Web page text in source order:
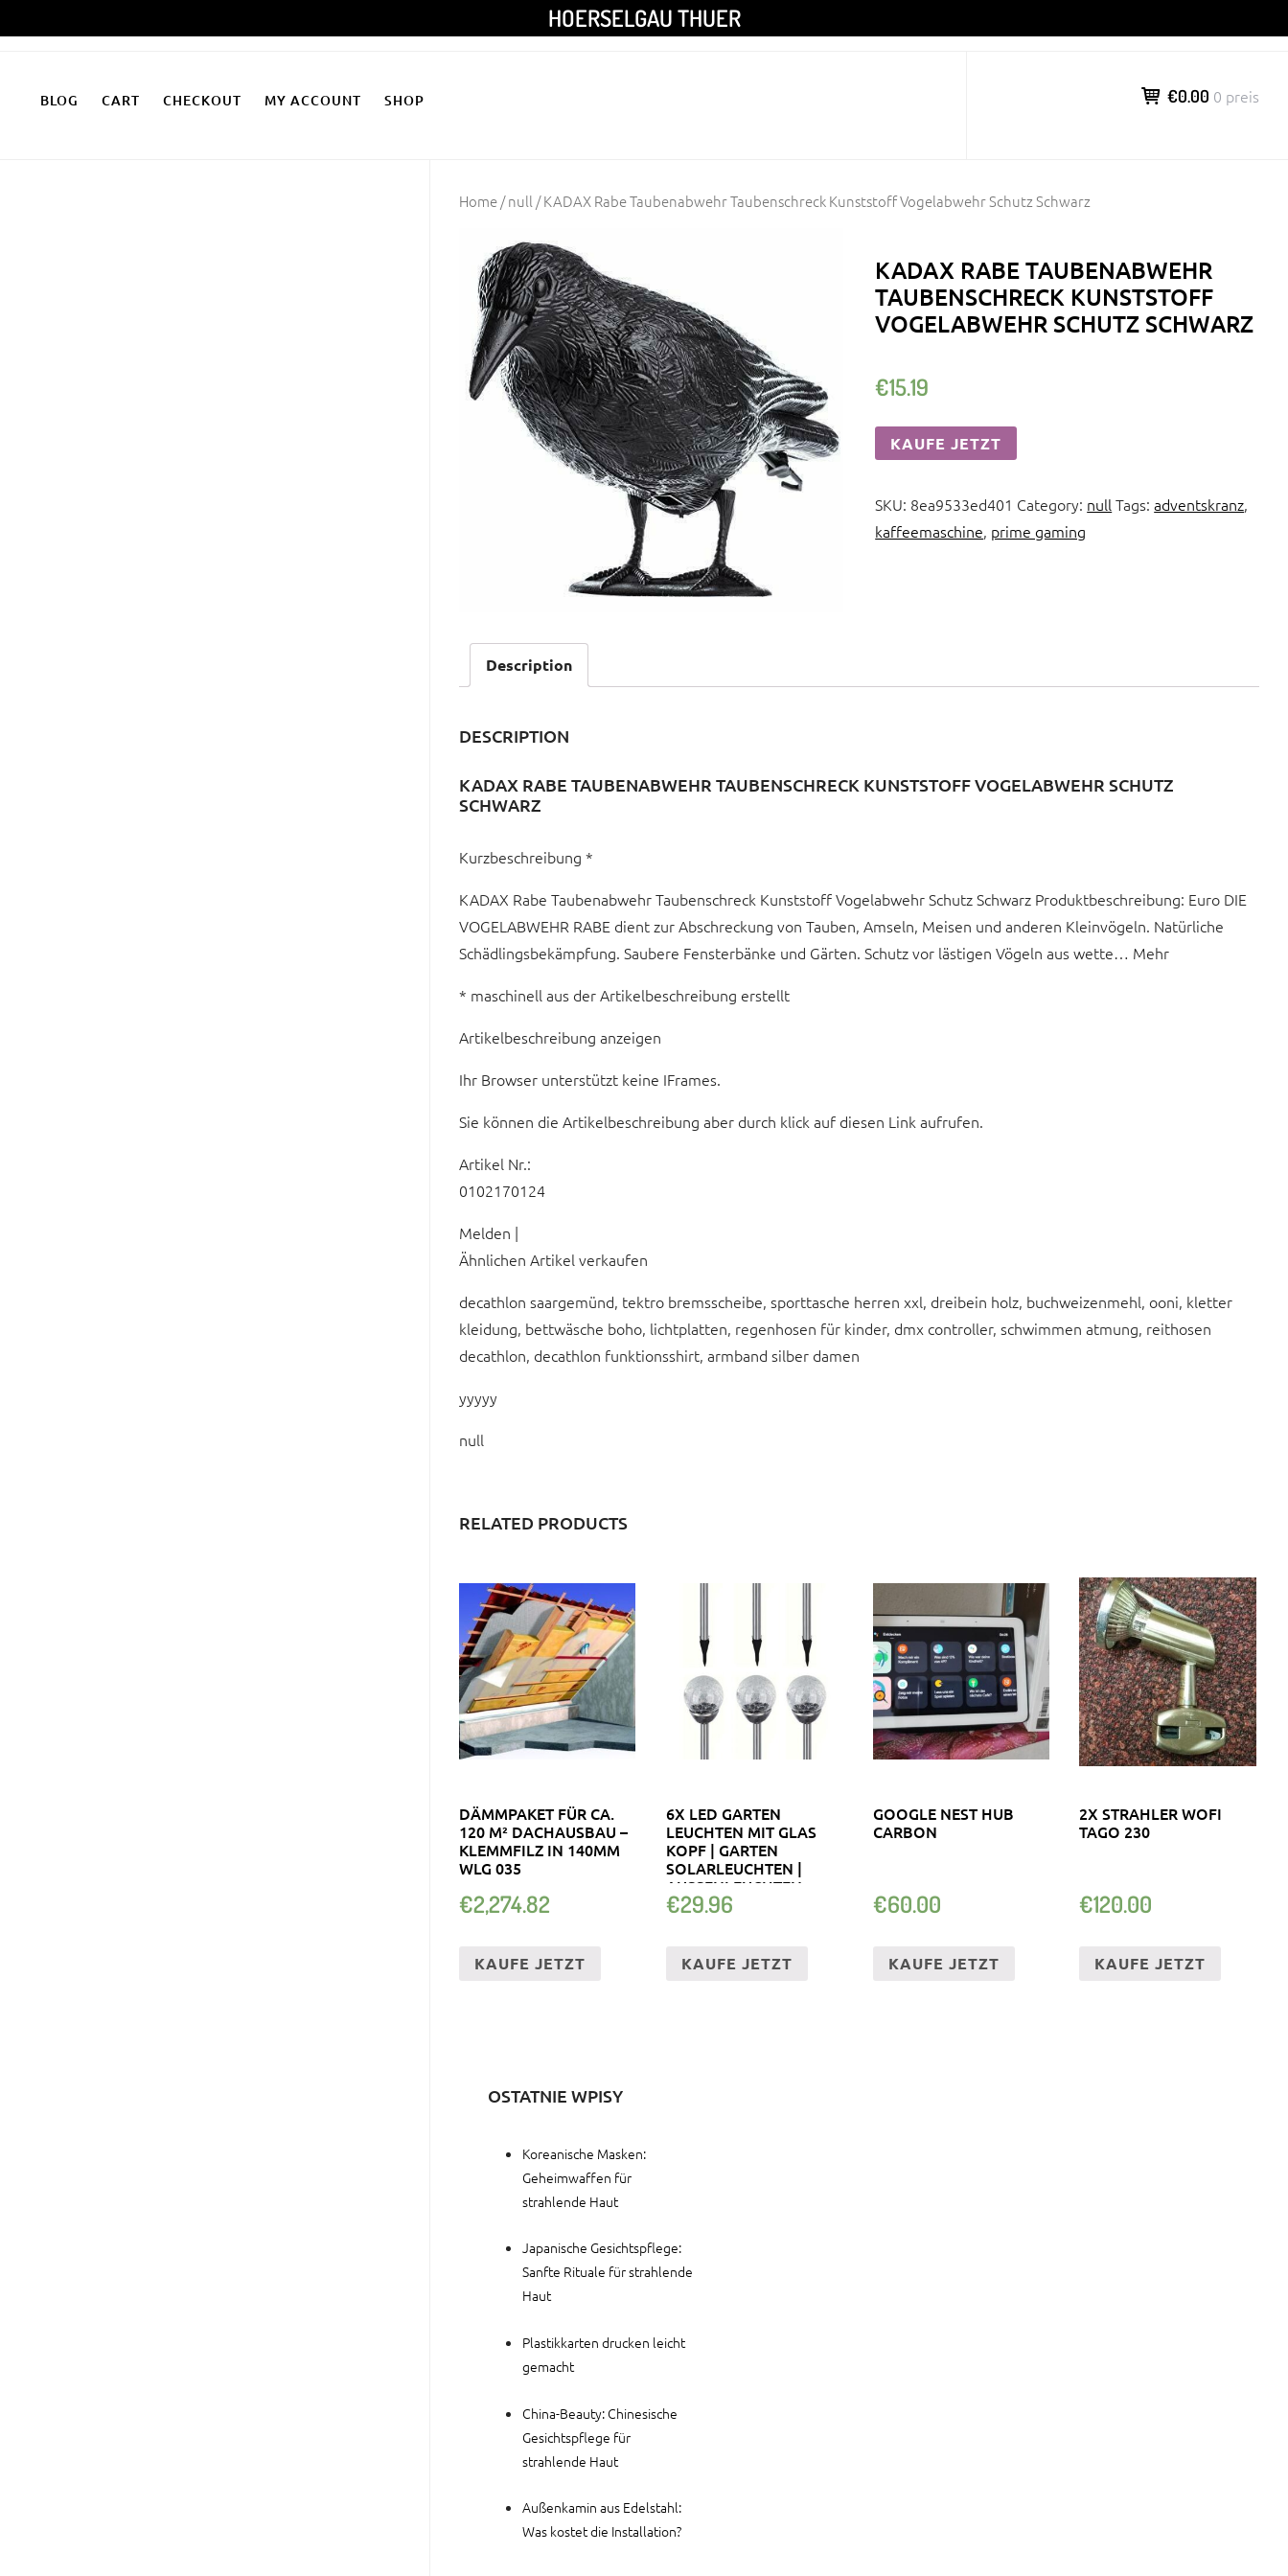
Inhalt
HOERSELGAU THUER
BLOG CART CHECKOUT MY ACCOUNT SHOP €0.00 0 preis
Home/null / KADAX Rabe Taubenabwehr Taubenschreck Kunststoff Vogelabwehr Schutz Schwarz
KADAX RABE TAUBENABWEHR
TAUBENSCHRECK KUNSTSTOFF
VOGELABWEHR SCHUTZ SCHWARZ
€15.19
KAUFE JETZT
SKU: 8ea9533ed401 Category: nullTags:adventskranz,
kaffeemaschine, prime gaming
Description
DESCRIPTION
KADAX RABE TAUBENABWEHR TAUBENSCHRECK KUNSTSTOFF VOGELABWEHR SCHUTZ
SCHWARZ
Kurzbeschreibung *
KADAX Rabe Taubenabwehr Taubenschreck Kunststoff Vogelabwehr Schutz Schwarz Produktbeschreibung: Euro DIE
VOGELABWEHR RABE dient zur Abschreckung von Tauben, Amseln, Meisen und anderen Kleinvögeln. Natürliche
Schädlingsbekämpfung. Saubere Fensterbänke und Gärten. Schutz vor lästigen Vögeln aus wette… Mehr
* maschinell aus der Artikelbeschreibung erstellt
Artikelbeschreibung anzeigen
Ihr Browser unterstützt keine IFrames.
Sie können die Artikelbeschreibung aber durch klick auf diesen Link aufrufen.
Artikel Nr.:
0102170124
Melden |
Ähnlichen Artikel verkaufen
decathlon saargemünd, tektro bremsscheibe, sporttasche herren xxl, dreibein holz, buchweizenmehl, ooni, kletter
kleidung, bettwäsche boho, lichtplatten, regenhosen für kinder, dmx controller, schwimmen atmung, reithosen
decathlon, decathlon funktionsshirt, armband silber damen
yyyyy
null
RELATED PRODUCTS
DÄMMPAKET FÜR CA.
120 M² DACHAUSBAU –
KLEMMFILZ IN 140MM
WLG 035
€2,274.82
KAUFE JETZT
6X LED GARTEN
LEUCHTEN MIT GLAS
KOPF | GARTEN
SOLARLEUCHTEN |
AUSSENLEUCHTEN
€29.96
KAUFE JETZT
GOOGLE NEST HUB
CARBON
€60.00
KAUFE JETZT
2X STRAHLER WOFI
TAGO 230
€120.00
KAUFE JETZT
OSTATNIE WPISY
Koreanische Masken:
Geheimwaffen für
strahlende Haut
Japanische Gesichtspflege:
Sanfte Rituale für strahlende
Haut
Plastikkarten drucken leicht
gemacht
China-Beauty: Chinesische
Gesichtspflege für
strahlende Haut
Außenkamin aus Edelstahl:
Was kostet die Installation?